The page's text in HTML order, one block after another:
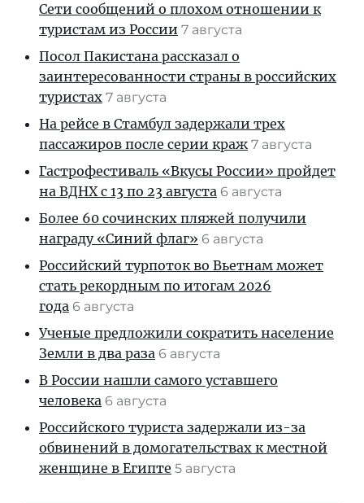
Сети сообщений о плохом отношении к
туристам из России 7 августа
Посол Пакистана рассказал о
заинтересованности страны в российских
туристах 7 августа
На рейсе в Стамбул задержали трех
пассажиров после серии краж 7 августа
Гастрофестиваль «Вкусы России» пройдет
на ВДНХ с 13 по 23 августа 6 августа
Более 60 сочинских пляжей получили
награду «Синий флаг» 6 августа
Российский турпоток во Вьетнам может
стать рекордным по итогам 2026
года 6 августа
Ученые предложили сократить население
Земли в два раза 6 августа
В России нашли самого уставшего
человека 6 августа
Российского туриста задержали из-за
обвинений в домогательствах к местной
женщине в Египте 5 августа